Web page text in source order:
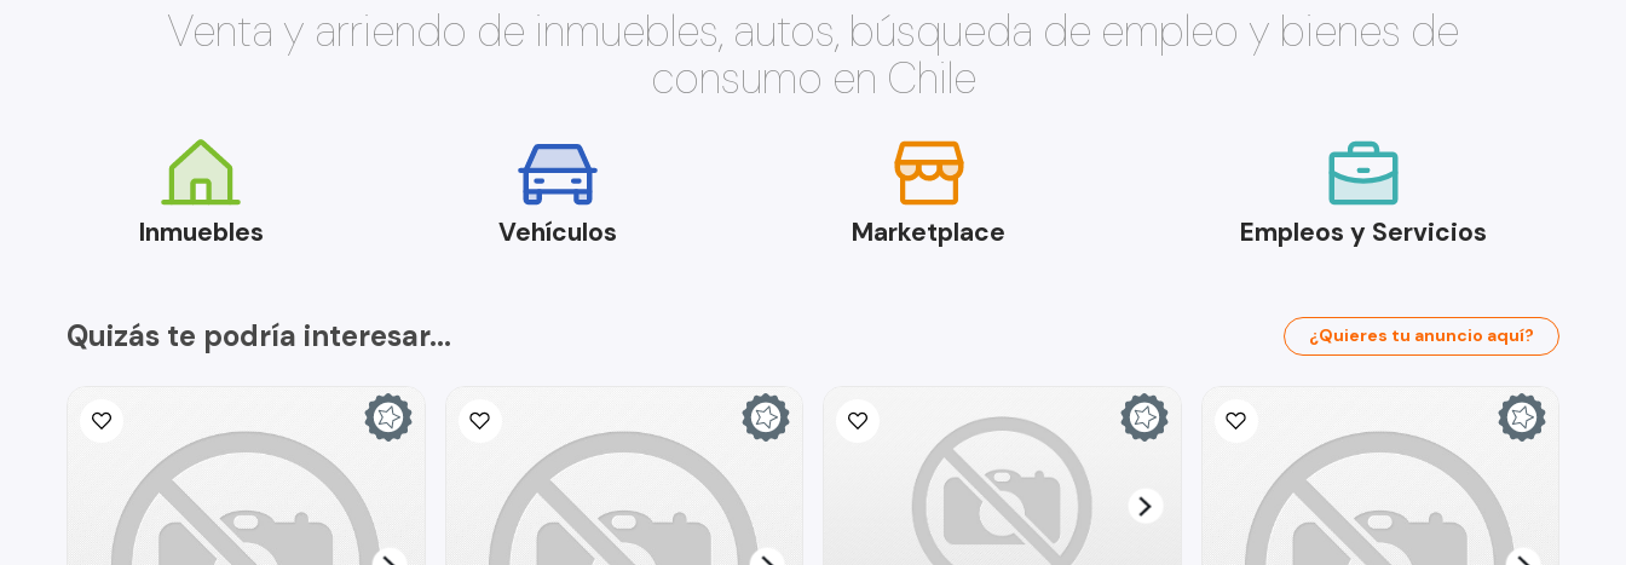
Venta y arriendo de inmuebles, autos, búsqueda de empleo y bienes de
consumo en Chile
Inmuebles Vehículos Marketplace Empleos y Servicios
Quizás te podría interesar... ¿Quieres tu anuncio aquí?